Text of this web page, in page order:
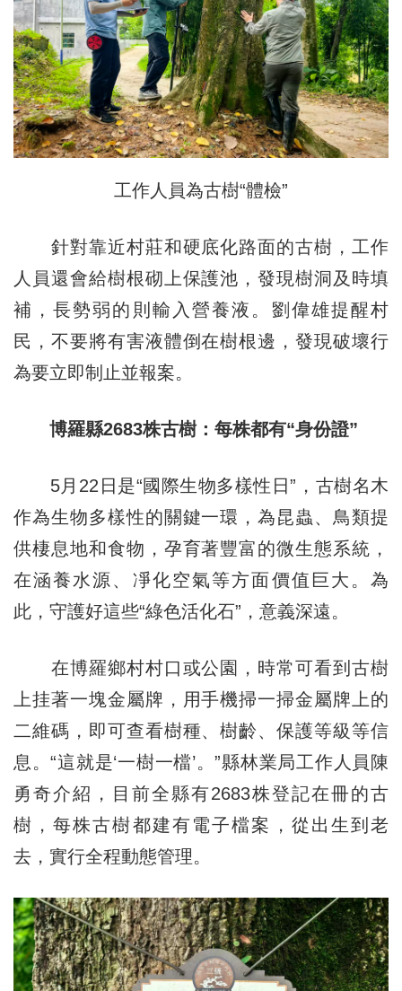
工作人員為古樹“體檢”
針對靠近村莊和硬底化路面的古樹，工作
人員還會給樹根砌上保護池，發現樹洞及時填
補，長勢弱的則輸入營養液。劉偉雄提醒村
民，不要將有害液體倒在樹根邊，發現破壞行
為要立即制止並報案。
博羅縣2683株古樹：每株都有“身份證”
5月22日是“國際生物多樣性日”，古樹名木
作為生物多樣性的關鍵一環，為昆蟲、鳥類提
供棲息地和食物，孕育著豐富的微生態系統，
在涵養水源、凈化空氣等方面價值巨大。為
此，守護好這些“綠色活化石”，意義深遠。
在博羅鄉村村口或公園，時常可看到古樹
上挂著一塊金屬牌，用手機掃一掃金屬牌上的
二維碼，即可查看樹種、樹齡、保護等級等信
息。“這就是‘一樹一檔’。”縣林業局工作人員陳
勇奇介紹，目前全縣有2683株登記在冊的古
樹，每株古樹都建有電子檔案，從出生到老
去，實行全程動態管理。